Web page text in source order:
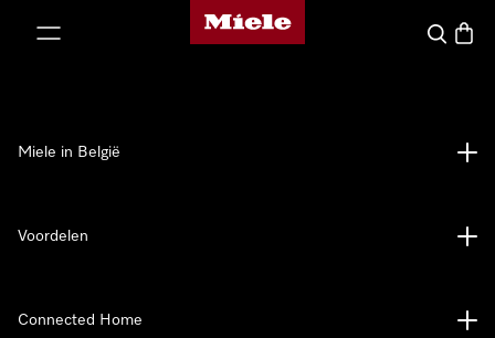
Miele homepage
Wat zoek
Miele in België
Voordelen
Connected Home